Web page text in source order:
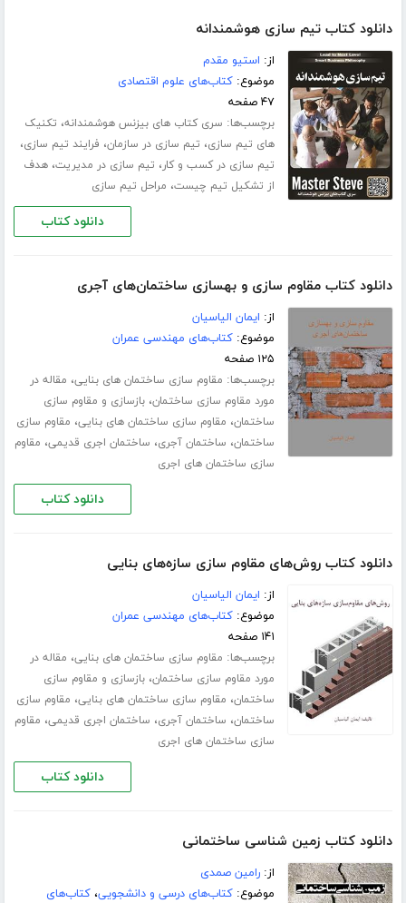
دانلود کتاب تیم سازی هوشمندانه
از: استیو مقدم
موضوع:کتاب‌های علوم اقتصادی
۴۷ صفحه
برچسب‌ها: سری کتاب های بیزنس هوشمندانه، تکنیک
های تیم سازی، تیم سازی در سازمان، فرایند تیم سازی،
تیم سازی در کسب و کار، تیم سازی در مدیریت،هدف
از تشکیل تیم چیست، مراحل تیم سازی
دانلود کتاب
دانلود کتاب مقاوم سازی و بهسازی ساختمان‌های آجری
از: ایمان الیاسیان
موضوع:کتاب‌های مهندسی عمران
۱۲۵ صفحه
برچسب‌ها: مقاوم سازی ساختمان های بنایی، مقاله در
مورد مقاوم سازی ساختمان،بازسازی و مقاوم سازی
ساختمان، مقاوم سازی ساختمان های بنایی، مقاوم سازی
ساختمان، ساختمان آجری، ساختمان اجری قدیمی، مقاوم
سازی ساختمان های اجری
دانلود کتاب
دانلود کتاب روش‌های مقاوم سازی سازه‌های بنایی
از: ایمان الیاسیان
موضوع:کتاب‌های مهندسی عمران
۱۴۱ صفحه
برچسب‌ها: مقاوم سازی ساختمان های بنایی، مقاله در
مورد مقاوم سازی ساختمان،بازسازی و مقاوم سازی
ساختمان، مقاوم سازی ساختمان های بنایی، مقاوم سازی
ساختمان، ساختمان آجری، ساختمان اجری قدیمی، مقاوم
سازی ساختمان های اجری
دانلود کتاب
دانلود کتاب زمین شناسی ساختمانی
از:رامین صمدی
موضوع:کتاب‌های درسی و دانشجویی،کتاب‌های